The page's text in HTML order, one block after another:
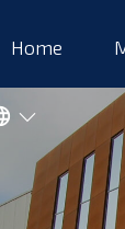
Home